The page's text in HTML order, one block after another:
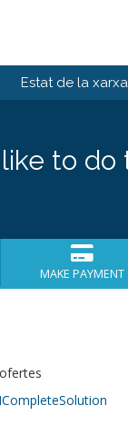
Estat de la xarxa
to do
MAKE PAYMENT